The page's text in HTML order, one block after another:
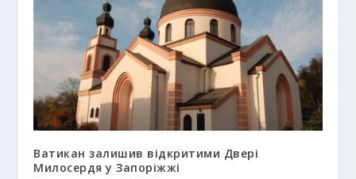
Ватикан залишив відкритими Двері
Милосердя у Запоріжжі